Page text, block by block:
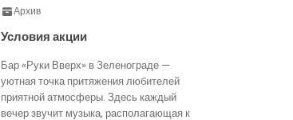
Архив
Условия акции
Бар «Руки Вверх» в Зеленограде —
уютная точка притяжения любителей
приятной атмосферы. Здесь каждый
вечер звучит музыка, располагающая к